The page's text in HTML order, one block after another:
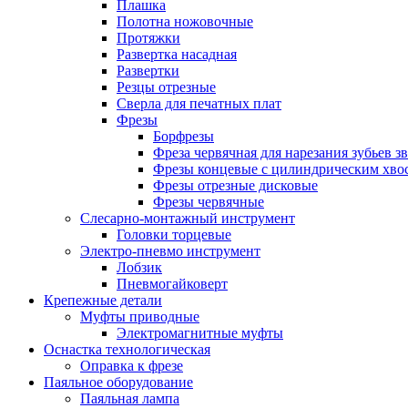
Плашка
Полотна ножовочные
Протяжки
Развертка насадная
Развертки
Резцы отрезные
Сверла для печатных плат
Фрезы
Борфрезы
Фреза червячная для нарезания зубьев
Фрезы концевые с цилиндрическим
Фрезы отрезные дисковые
Фрезы червячные
Слесарно-монтажный инструмент
Головки торцевые
Электро-пневмо инструмент
Лобзик
Пневмогайковерт
Крепежные детали
Муфты приводные
Электромагнитные муфты
Оснастка технологическая
Оправка к фрезе
Паяльное оборудование
Паяльная лампа